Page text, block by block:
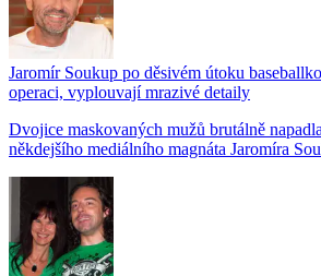
Jaromír Soukup po děsivém útoku
operaci, vyplouvají mrazivé detaily
Dvojice maskovaných mužů brutálně
někdejšího mediálního magnáta Jaromíra